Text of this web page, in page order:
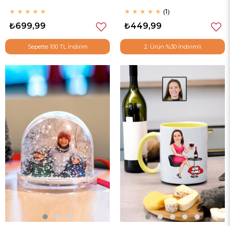
★ ★ ★ ★ ★
₺699,99
Sepette 100 TL İndirim
★ ★ ★ ★ ★ 1
₺449,99
2. Ürün %30 İndirimli